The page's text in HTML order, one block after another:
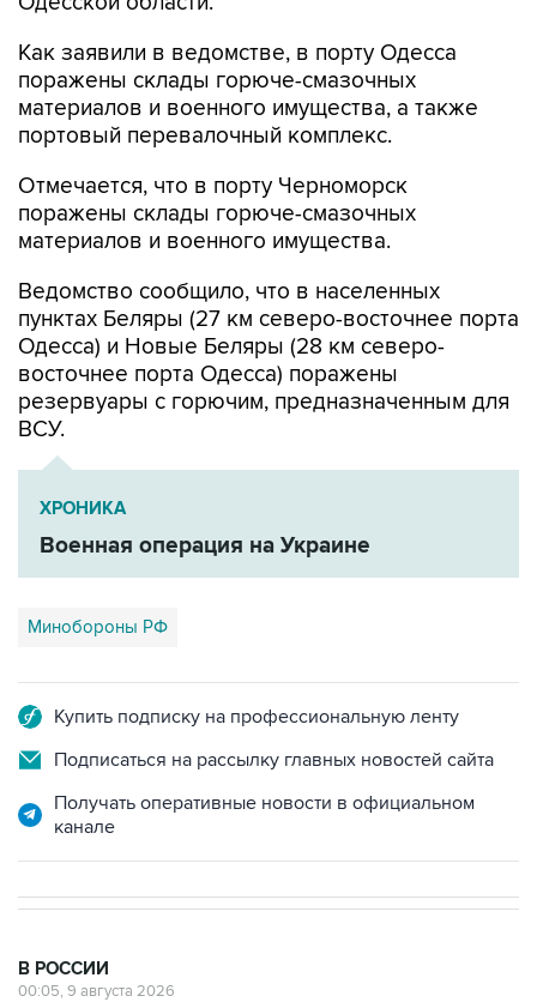
Как заявили в ведомстве, в порту Одесса
поражены склады горюче-смазочных
материалов и военного имущества, а также
портовый перевалочный комплекс.
Отмечается, что в порту Черноморск
поражены склады горюче-смазочных
материалов и военного имущества.
Ведомство сообщило, что в населенных
пунктах Беляры (27 км северо-восточнее порта
Одесса) и Новые Беляры (28 км северо-
восточнее порта Одесса) поражены
резервуары с горючим, предназначенным для
ВСУ.
ХРОНИКА
Военная операция на Украине
Минобороны РФ
Купить подписку на профессиональную ленту
Подписаться на рассылку главных новостей сайта
Получать оперативные новости в официальном
канале
В РОССИИ
00:05, 9 августа 2026